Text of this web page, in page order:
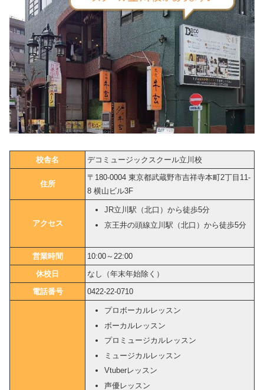
校舎名 デコミュージックスクール立川校
住所
〒180-0004 東京都武蔵野市吉祥寺本町2丁目11-
8 横山ビル3F
アクセス
JR立川駅（北口）から徒歩5分
京王井の頭線立川駅（北口）から徒歩5分
営業時間
10:00～22:00
休校日
なし（年末年始除く）
電話番号
0422-22-0710
プロボーカルレッスン
ボーカルレッスン
プロミュージカルレッスン
ミュージカルレッスン
Vtuberレッスン
声優レッスン